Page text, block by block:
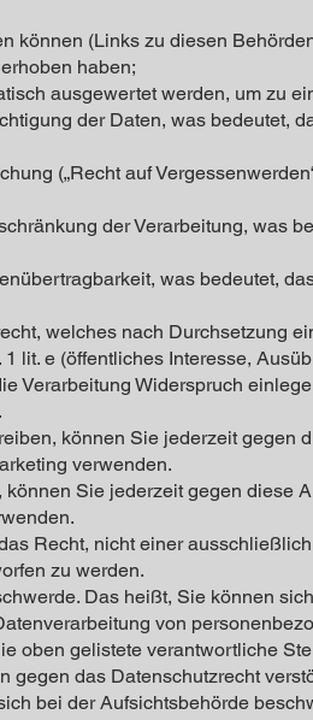
können (Links zu diesen
haben;
ausgewertet werden, um zu
der Daten, was bedeutet,
(„Recht auf
der Verarbeitung, was
was bedeutet,
welches nach Durchsetzung
lit. e (öffentliches Interesse,
Verarbeitung Widerspruch
können Sie jederzeit gegen
verwenden.
Sie jederzeit gegen diese
Recht, nicht einer
zu werden.
Das heißt, Sie können
von
oben gelistete verantwortliche
gegen das Datenschutzrecht
bei der Aufsichtsbehörde